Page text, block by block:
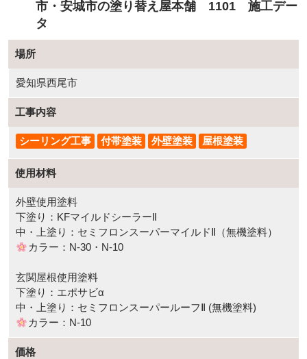
市・安城市の塗り替え屋本舗 1101 施工デー
タ
場所
愛知県西尾市
工事内容
シーリング工事 付帯塗装 外壁塗装 屋根塗装
使用材料
外壁使用塗料
下塗り：KFマイルドシーラーⅡ
中・上塗り：セミフロンスーパーマイルドⅡ（無機塗料）
カラー：N-30・N-10
玄関屋根使用塗料
下塗り：エポサビα
中・上塗り：セミフロンスーパールーフⅡ (無機塗料)
カラー：N-10
価格